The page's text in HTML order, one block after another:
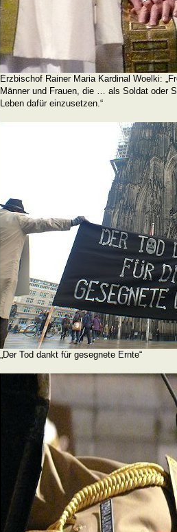
Erzbischof Rainer Maria Kardinal Woelki:
Männer und Frauen, die … als Soldat oder
Leben dafür einzusetzen.“
„Der Tod dankt für gesegnete Ernte“